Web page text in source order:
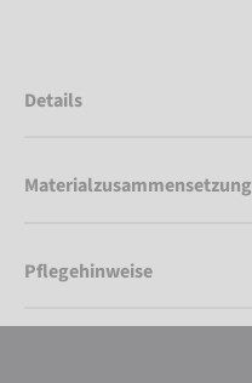
Details
Materialzusammensetzung
Pflegehinweise